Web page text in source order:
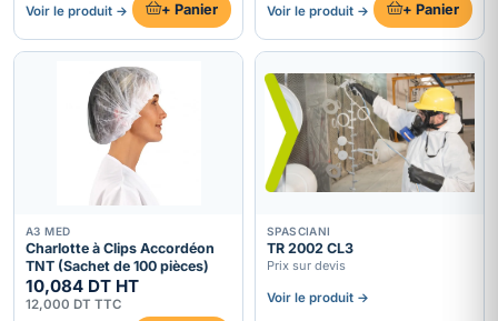
Voir le produit → + Panier Voir le produit → + Panier
A3 MED
Charlotte à Clips Accordéon
TNT (Sachet de 100 pièces)
10,084 DT HT
12,000 DT TTC
SPASCIANI
TR 2002 CL3
Prix sur devis
Voir le produit →